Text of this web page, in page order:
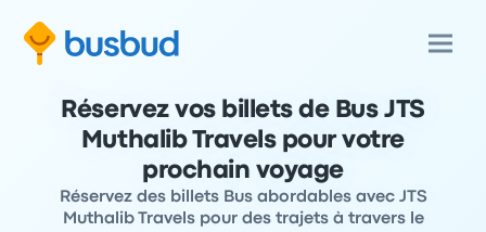
Réservez vos billets de Bus JTS
Muthalib Travels pour votre
prochain voyage
Réservez des billets Bus abordables avec JTS
Muthalib Travels pour des trajets à travers le